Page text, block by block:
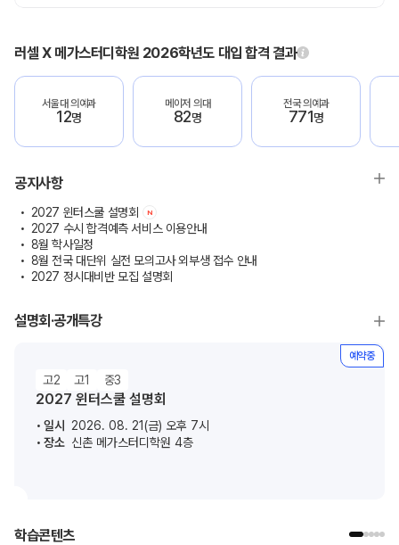
러셀 X 메가스터디학원 2026학년도 대입 합격 결과
서울대 의예과
12명
메이저 의대
82명
전국 의예과
771명
공지사항
2027 윈터스쿨 설명회 N
2027 수시 합격예측 서비스 이용안내
8월 학사일정
8월 전국 대단위 실전 모의고사 외부생 접수 안내
2027 정시대비반 모집 설명회
설명회·공개특강
고2 고1 중3
2027 윈터스쿨 설명회
일시 2026. 08. 21(금) 오후 7시
장소 신촌 메가스터디학원 4층
예약중
학습콘텐츠